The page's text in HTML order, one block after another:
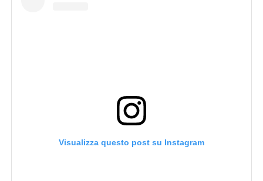
Visualizza questo post su Instagram